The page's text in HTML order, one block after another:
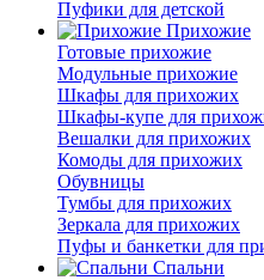
Пуфики для детской
Прихожие
Готовые прихожие
Модульные прихожие
Шкафы для прихожих
Шкафы-купе для
Вешалки для прихожих
Комоды для прихожих
Обувницы
Тумбы для прихожих
Зеркала для прихожих
Пуфы и банкетки для
Спальни